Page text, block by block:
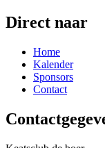
Direct naar
Home
Kalender
Sponsors
Contact